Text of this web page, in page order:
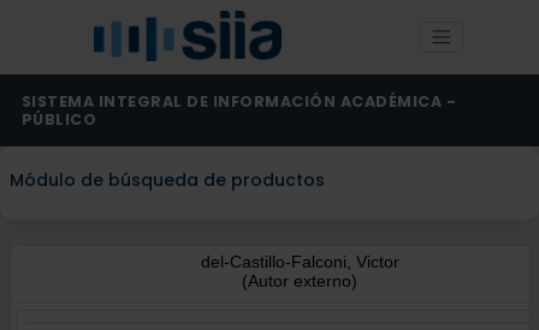
SISTEMA INTEGRAL DE INFORMACIÓN ACADÉMICA -
PÚBLICO
Módulo de búsqueda de productos
del-Castillo-Falconi, Victor
(Autor externo)